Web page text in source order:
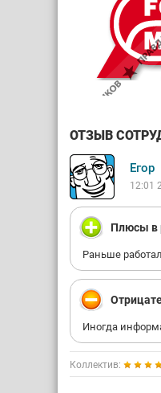
ОТЗЫВ
Егор
12:01
Плюсы в
Раньше
Иногда
Коллектив: